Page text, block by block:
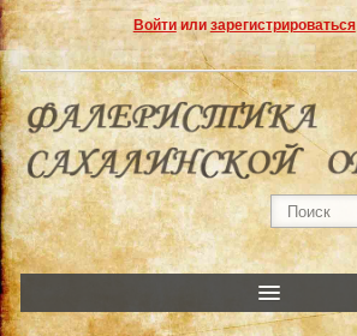
Войтиили зарегистрироваться